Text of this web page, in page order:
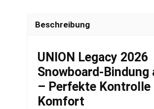
Beschreibung
UNION Legacy 2026
Snowboard-Bindung
– Perfekte Kontrolle
Komfort